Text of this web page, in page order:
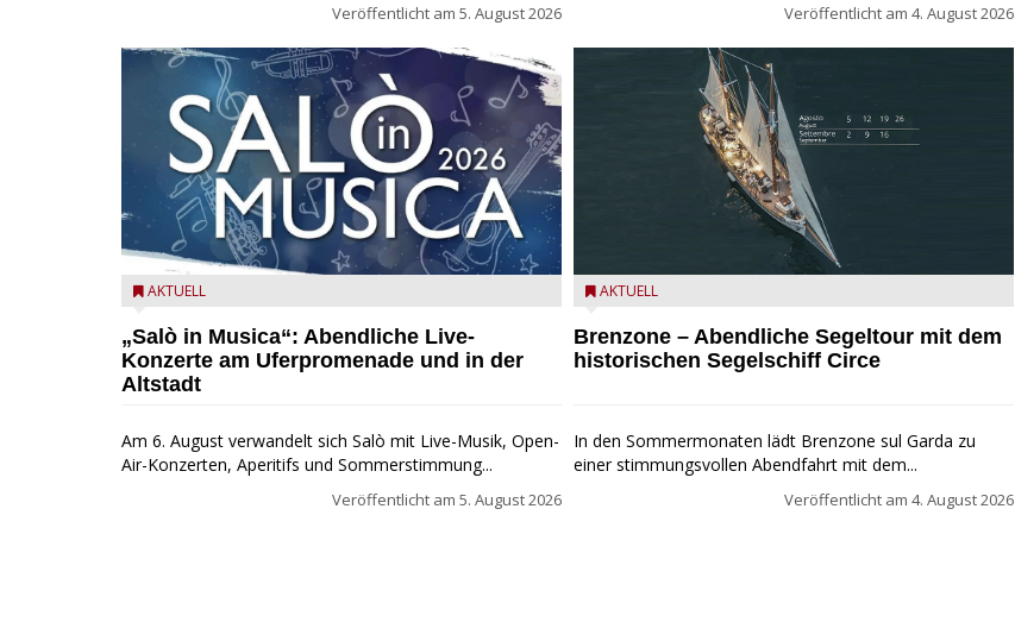
Veröffentlicht am 5. August 2026
Salò in Musica 2026
AKTUELL
„Salò in Musica“: Abendliche Live-
Konzerte am Uferpromenade und in der
Altstadt
Am 6. August verwandelt sich Salò mit Live-Musik, Open-
Air-Konzerten, Aperitifs und Sommerstimmung...
Veröffentlicht am 5. August 2026
Veröffentlicht am 4. August 2026
Mit dem historischen Segelschiff Circe auf dem
AKTUELL
Brenzone – Abendliche Segeltour mit dem
historischen Segelschiff Circe
In den Sommermonaten lädt Brenzone sul Garda zu
einer stimmungsvollen Abendfahrt mit dem...
Veröffentlicht am 4. August 2026